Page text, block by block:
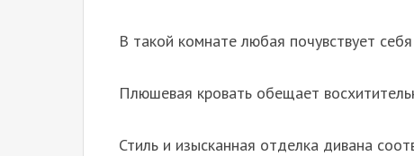
В такой комнате любая почувствует
Плюшевая кровать обещает
Стиль и изысканная отделка дивана